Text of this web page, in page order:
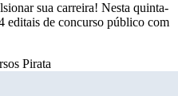
sua carreira! Nesta quinta-
editais de concurso público com
Pirata